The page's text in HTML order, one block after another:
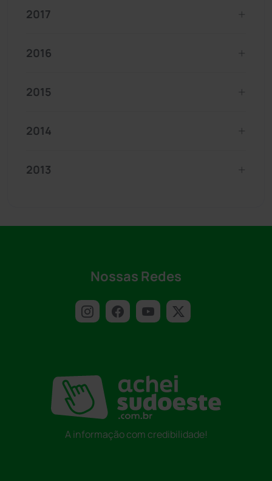
2017
2016
2015
2014
2013
Nossas Redes
A informação com credibilidade!